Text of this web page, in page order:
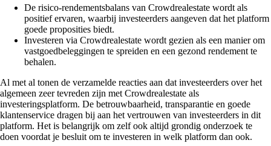
De risico-rendementsbalans van Crowdrealestate wordt als
positief ervaren, waarbij investeerders aangeven dat het platform
goede proposities biedt.
Investeren via Crowdrealestate wordt gezien als een manier om
vastgoedbeleggingen te spreiden en een gezond rendement te
behalen.
Al met al tonen de verzamelde reacties aan dat investeerders over het
algemeen zeer tevreden zijn met Crowdrealestate als
investeringsplatform. De betrouwbaarheid, transparantie en goede
klantenservice dragen bij aan het vertrouwen van investeerders in dit
platform. Het is belangrijk om zelf ook altijd grondig onderzoek te
doen voordat je besluit om te investeren in welk platform dan ook.